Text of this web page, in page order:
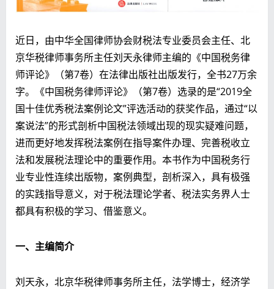
近日，由中华全国律师协会财税法专业委员会主任、北
京华税律师事务所主任刘天永律师主编的《中国税务律
师评论》（第7卷）在法律出版社出版发行，全书27万余
字。《中国税务律师评论》（第7卷）选录的是“2019全
国十佳优秀税法案例论文”评选活动的获奖作品，通过“以
案说法”的形式剖析中国税法领域出现的现实疑难问题，
进而更好地发挥税法案例在指导案件办理、完善税收立
法和发展税法理论中的重要作用。本书作为中国税务行
业专业性连续出版物，案例典型，剖析深入，具有极强
的实践指导意义，对于税法理论学者、税法实务界人士
都具有积极的学习、借鉴意义。
一、主编简介
刘天永，北京华税律师事务所主任，法学博士，经济学